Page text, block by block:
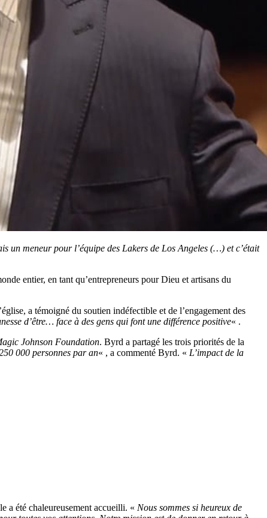
un meneur pour l’équipe des Lakers de Los Angeles (…) et c’était
entier, en tant qu’entrepreneurs pour Dieu et artisans du
a témoigné du soutien indéfectible et de l’engagement des
d’être… face à des gens qui font une différence positive« .
Johnson Foundation. Byrd a partagé les trois priorités de la
000 personnes par an« , a commenté Byrd. « L’impact de la
a été chaleureusement accueilli. « Nous sommes si heureux de